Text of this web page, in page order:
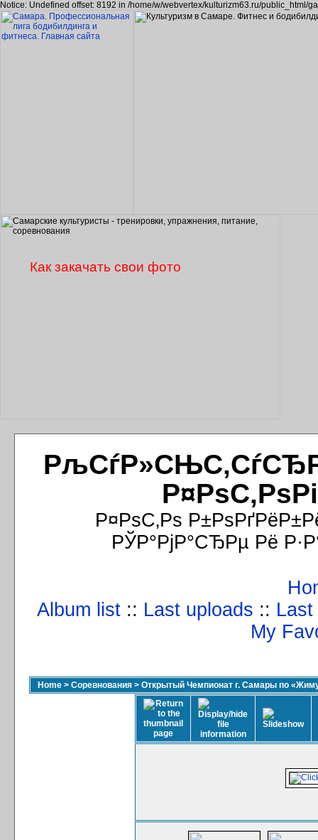
Notice: Undefined offset: 8192 in /home/w/webvertex/kulturizm63.ru/public_html/
Р¤РѕС‚Рѕ
РЎР°РјР°СЂРµ Рё
Album list :: Last uploads ::
My
Home > Соревнования > Открытый Чемпионат г. Самары по
Как закачать свои фото